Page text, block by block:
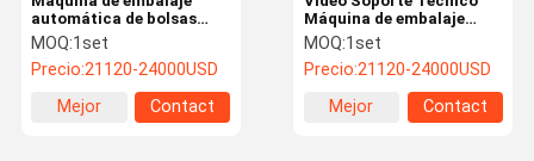
Máquina de embalaje
rotativa automática de
bolsas prefabricadas
1400KGS
MOQ:1set
Precio:21120-24000USD
Mejor
Contact
automática de bolsas
prefabricadas de sellado
de cuatro lados 380V
50Hz
MOQ:1set
Precio:21120-24000USD
Mejor
Contact